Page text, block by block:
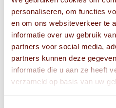
personaliseren, om functies
en om ons websiteverkeer te
informatie over uw gebruik
partners voor social media,
partners kunnen deze
informatie die u aan ze heeft
verzameld op basis van uw